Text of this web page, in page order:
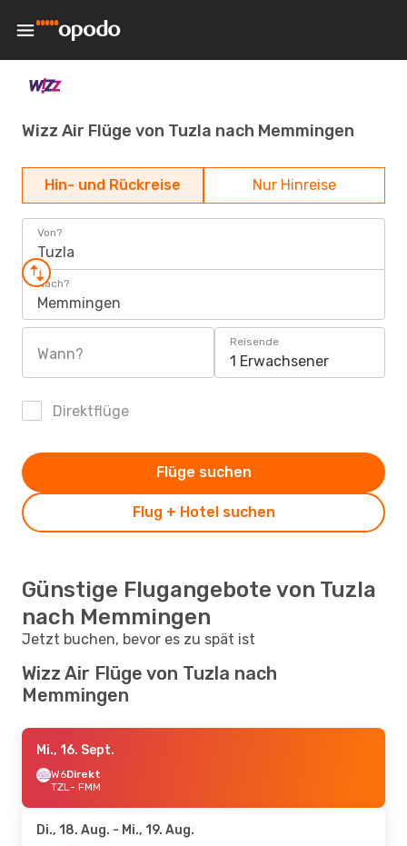
Wizz Air Flüge von Tuzla nach Memmingen
Hin- und Rückreise Nur Hinreise
Von?
Tuzla
Nach?
Memmingen
Wann?
Reisende
1 Erwachsener
Direktflüge
Flug + Hotel suchen
Flüge suchen
Günstige Flugangebote von Tuzla
nach Memmingen
Jetzt buchen, bevor es zu spät ist
Wizz Air Flüge von Tuzla nach
Memmingen
Mi., 16. Sept.
W6Direkt
TZL- FMM
Di., 18. Aug. - Mi., 19. Aug.